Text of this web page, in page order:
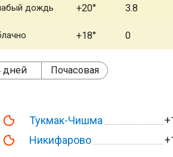
дождь +20° 3.8
+18° 0
дней Почасовая
Тукмак-Чишма
Никифарово